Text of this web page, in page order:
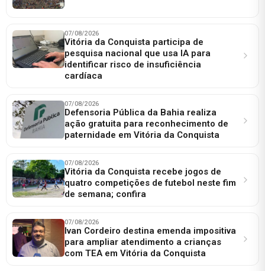
07/08/2026
Vitória da Conquista participa de
pesquisa nacional que usa IA para
identificar risco de insuficiência
cardíaca
07/08/2026
Defensoria Pública da Bahia realiza
ação gratuita para reconhecimento de
paternidade em Vitória da Conquista
07/08/2026
Vitória da Conquista recebe jogos de
quatro competições de futebol neste fim
de semana; confira
07/08/2026
Ivan Cordeiro destina emenda impositiva
para ampliar atendimento a crianças
com TEA em Vitória da Conquista